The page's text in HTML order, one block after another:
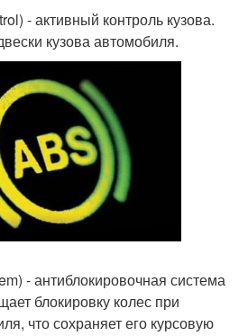
- активный контроль кузова.
кузова автомобиля.
- антиблокировочная система
блокировку колес при
что сохраняет его курсовую